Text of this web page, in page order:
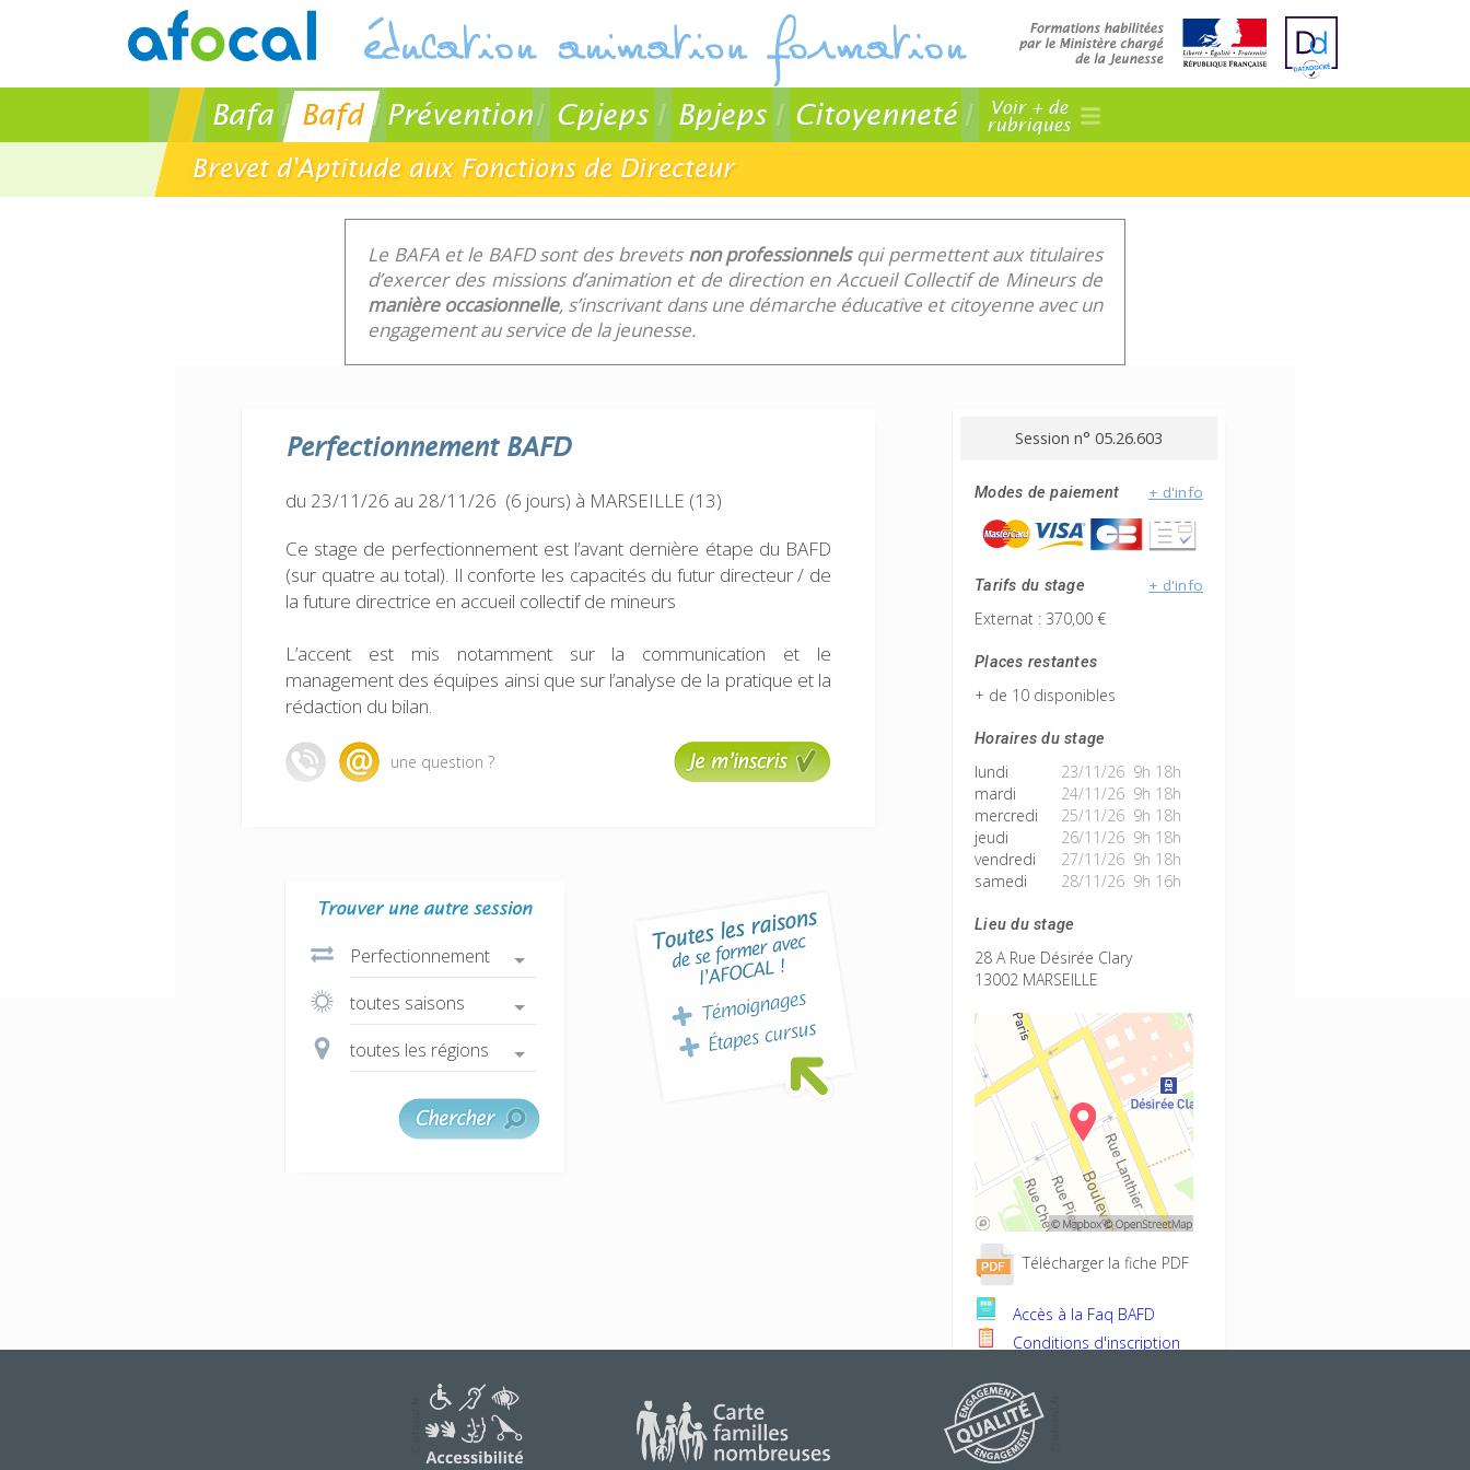
Bafa Bafd Prévention Cpjeps Bpjeps Citoyenneté
Voir + de
rubriques
Brevet d'Aptitude aux Fonctions de Directeur
Le BAFA et le BAFD sont des brevets non professionnelsqui permettent aux titulaires
d’exercer des missions d’animation et de direction en Accueil Collectif de Mineurs de
manière occasionnelle, s’inscrivant dans une démarche éducative et citoyenne avec un
engagement au service de la jeunesse.
PerfectionnementBAFD
du 23/11/26 au 28/11/26 (6 jours) à MARSEILLE (13)
Ce stage de perfectionnement est l’avant dernière étape du BAFD
(sur quatre au total). Il conforte les capacités du futur directeur / de
la future directrice en accueil collectif de mineurs
L’accent est mis notamment sur la communication et le
management des équipes ainsi que sur l’analyse de la pratique et la
rédaction du bilan.
une question ?
Session n° 05.26.603
Modes de paiement + d'info
Tarifs du stage + d'info
Externat : 370,00 €
Places restantes
+ de 10 disponibles
Horaires du stage
lundi
23/11/26 9h 18h
mardi
24/11/26 9h 18h
mercredi
25/11/26 9h 18h
jeudi
26/11/26 9h 18h
vendredi
27/11/26 9h 18h
samedi
28/11/26 9h 16h
Lieu du stage
28 A Rue Désirée Clary
13002 MARSEILLE
Télécharger la fiche PDF
Accès à la Faq BAFD
Conditions d'inscription